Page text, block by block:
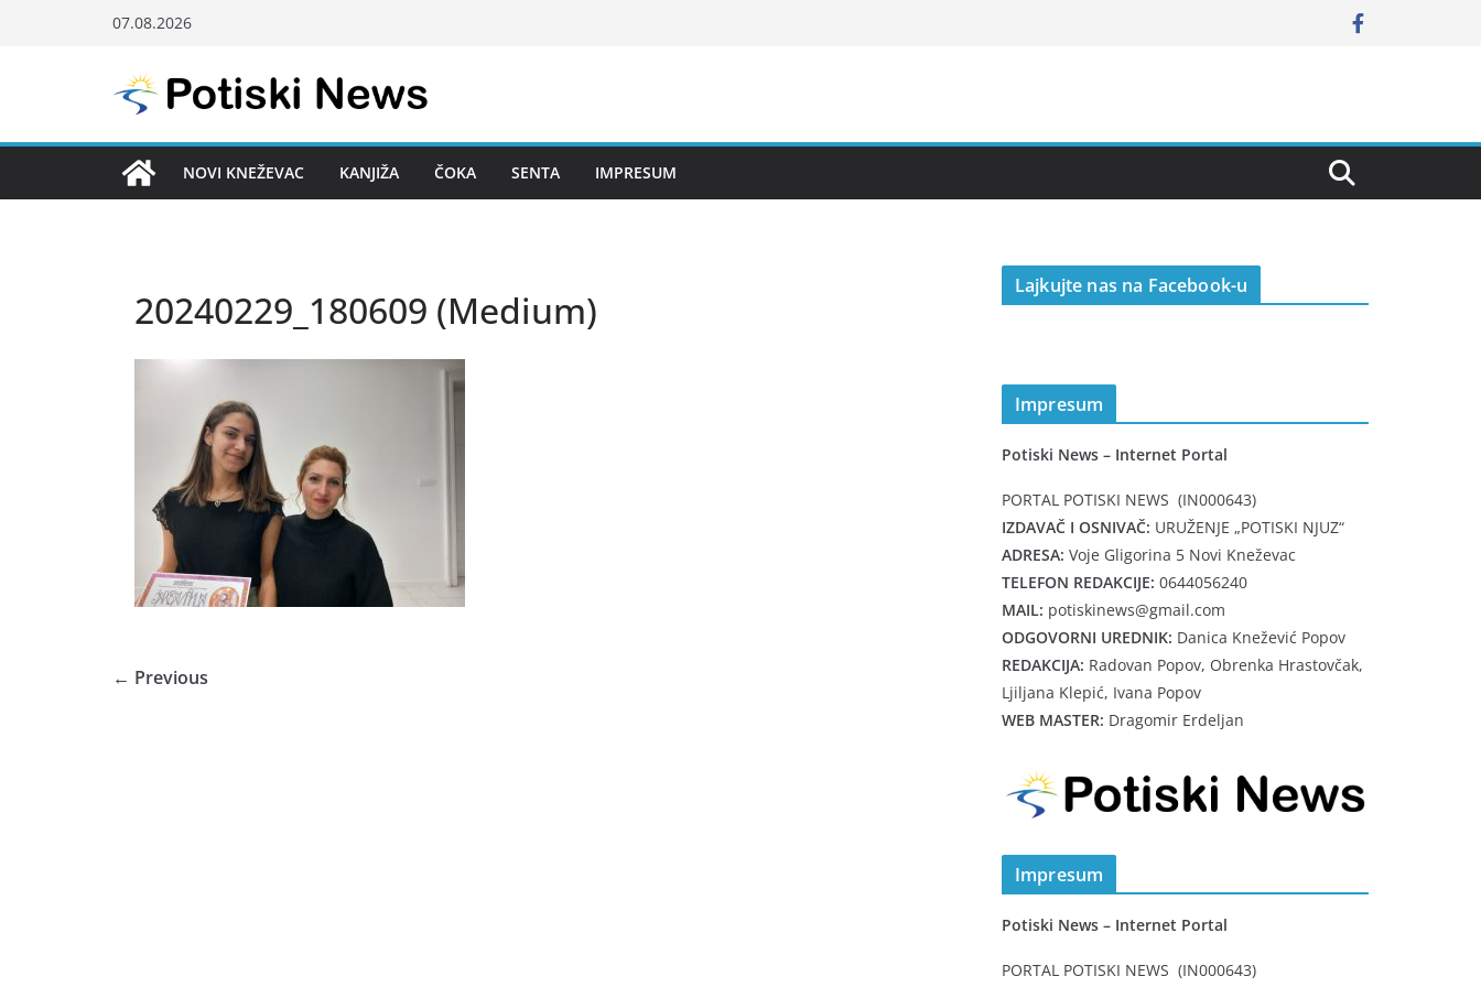
07.08.2026
NOVI KNEŽEVAC KANJIŽA ČOKA SENTA IMPRESUM
20240229_180609 (Medium)
← Previous
Lajkujte nas na Facebook-u
Impresum
Potiski News – Internet Portal
PORTAL POTISKI NEWS (IN000643)
IZDAVAČ I OSNIVAČ: URUŽENJE „POTISKI NJUZ“
ADRESA: Voje Gligorina 5 Novi Kneževac
TELEFON REDAKCIJE: 0644056240
MAIL: potiskinews@gmail.com
ODGOVORNI UREDNIK: Danica Knežević Popov
REDAKCIJA: Radovan Popov, Obrenka Hrastovčak,
Ljiljana Klepić, Ivana Popov
WEB MASTER: Dragomir Erdeljan
Impresum
Potiski News – Internet Portal
PORTAL POTISKI NEWS (IN000643)